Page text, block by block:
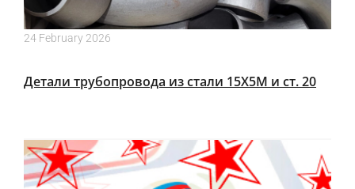
24 February 2026
Детали трубопровода из стали 15Х5М и ст. 20